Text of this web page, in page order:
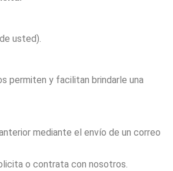
usted).
permiten y facilitan brindarle una
mediante el envío de un correo
o contrata con nosotros.